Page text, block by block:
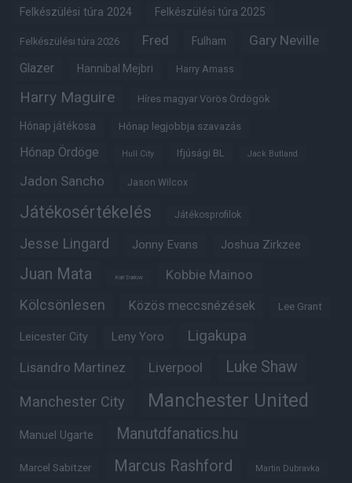
Felkészülési túra 2024 Felkészülési túra 2025
Felkészülési túra 2026 Fred Fulham Gary Neville
Glazer Hannibal Mejbri Harry Amass
Harry Maguire Híres magyar Vörös Ördögök
Hónap játékosa Hónap legjobbja szavazás
Hónap Ördöge Hull City Ifjúsági BL Jack Butland
Jadon Sancho Jason Wilcox
Játékosértékelés Játékosprofilok
Jesse Lingard Jonny Evans Joshua Zirkzee
Juan Mata Karl Darlow Kobbie Mainoo
Kölcsönlesen Közös meccsnézések Lee Grant
Leicester City Leny Yoro Ligakupa
Lisandro Martinez Liverpool Luke Shaw
Manchester City Manchester United
Manuel Ugarte Manutdfanatics.hu
Marcel Sabitzer Marcus Rashford Martin Dubravka